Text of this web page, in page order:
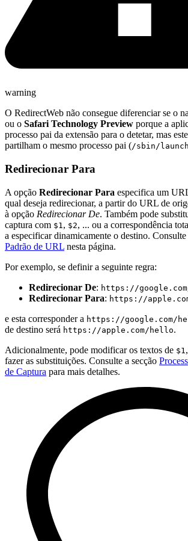
warning
O RedirectWeb não consegue diferenciar se o
ou o Safari Technology Preview porque a
processo pai da extensão para o detetar, mas
partilham o mesmo processo pai (/sbin/
Redirecionar Para
A opção Redirecionar Para especifica um
qual deseja redirecionar, a partir do URL de
à opção Redirecionar De. Também pode
captura com $1 , $2, ... ou a correspondência
a especificar dinamicamente o destino. Consulte
Padrão de URL nesta página.
Por exemplo, se definir a seguinte regra:
Redirecionar De: https://
Redirecionar Para: https://
e esta corresponder a https://google.com/
de destino será https://apple.com/hello.
Adicionalmente, pode modificar os textos de $1 ,
fazer as substituições. Consulte a secção
de Captura para mais detalhes.